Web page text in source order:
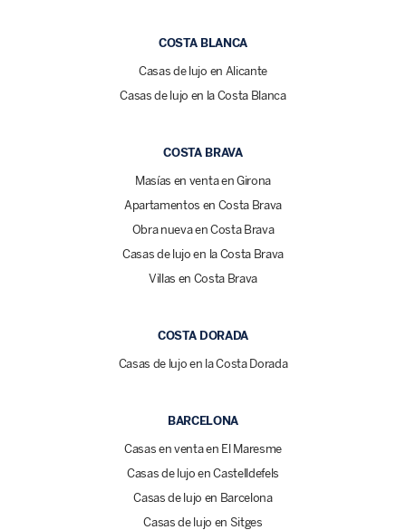
COSTA BLANCA
Casas de lujo en Alicante
Casas de lujo en la Costa Blanca
COSTA BRAVA
Masías en venta en Girona
Apartamentos en Costa Brava
Obra nueva en Costa Brava
Casas de lujo en la Costa Brava
Villas en Costa Brava
COSTA DORADA
Casas de lujo en la Costa Dorada
BARCELONA
Casas en venta en El Maresme
Casas de lujo en Castelldefels
Casas de lujo en Barcelona
Casas de lujo en Sitges